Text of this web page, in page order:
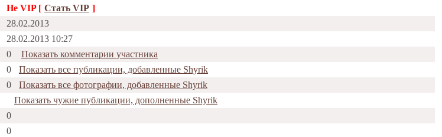
Не VIP [ Стать VIP ]
28.02.2013
28.02.2013 10:27
0
Показать комментарии участника
0
Показать все публикации, добавленные Shyrik
0
Показать все фотографии, добавленные Shyrik
Показать чужие публикации, дополненные Shyrik
0
0